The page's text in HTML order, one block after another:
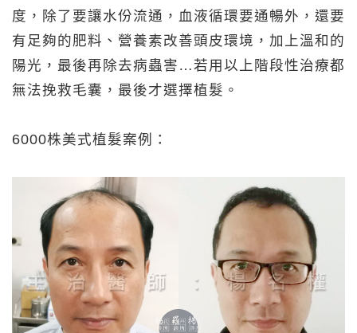
度，除了要讓水份流通，血液循環要通暢外，還要
有足夠的肥料、營養素改善頭皮環境，加上溫和的
陽光，最後再除去病蟲害…若用以上階段性治療都
無法挽救毛囊，最後才選擇植髮。
6000株美式植髮案例：